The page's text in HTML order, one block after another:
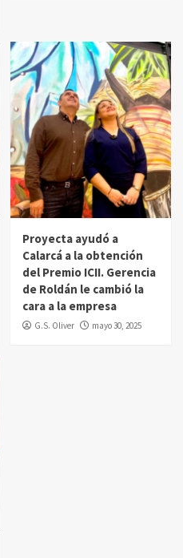
Proyecta ayudó a
Calarcá a la obtención
del Premio ICII. Gerencia
de Roldán le cambió la
cara a la empresa
G.S. Oliver mayo 30, 2025